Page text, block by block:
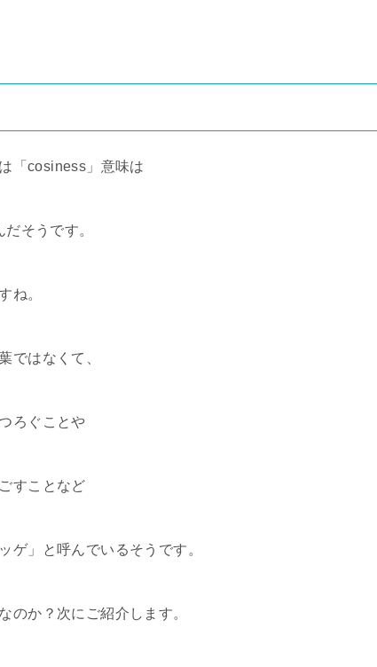
「cosiness」意味は
そうです。
ね。
ではなくて、
ろぐことや
すことなど
ゲ」と呼んでいるそうです。
のか？次にご紹介します。